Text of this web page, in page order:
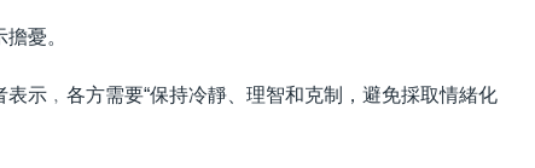
憂。
示﹐各方需要“保持冷靜、理智和克制，避免採取情緒化